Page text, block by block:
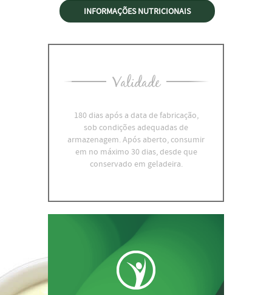
INFORMAÇÕES NUTRICIONAIS
Validade
180 dias após a data de fabricação,
sob condições adequadas de
armazenagem. Após aberto, consumir
em no máximo 30 dias, desde que
conservado em geladeira.